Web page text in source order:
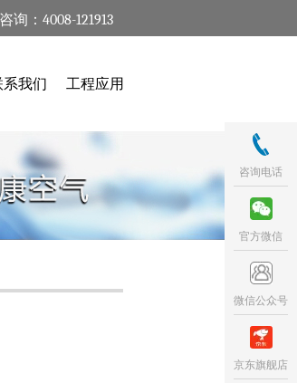
询：4008-121913
系我们 工程应用
咨询电话
官方微信
微信公众号
京东旗舰店